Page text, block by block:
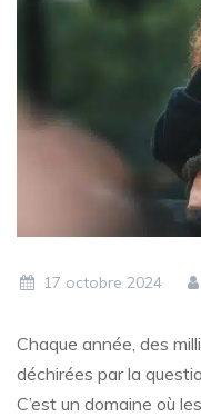
17 octobre 2024
Chaque année, des
déchirées par la
C’est un domaine où